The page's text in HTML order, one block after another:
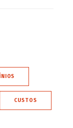
CUSTOS